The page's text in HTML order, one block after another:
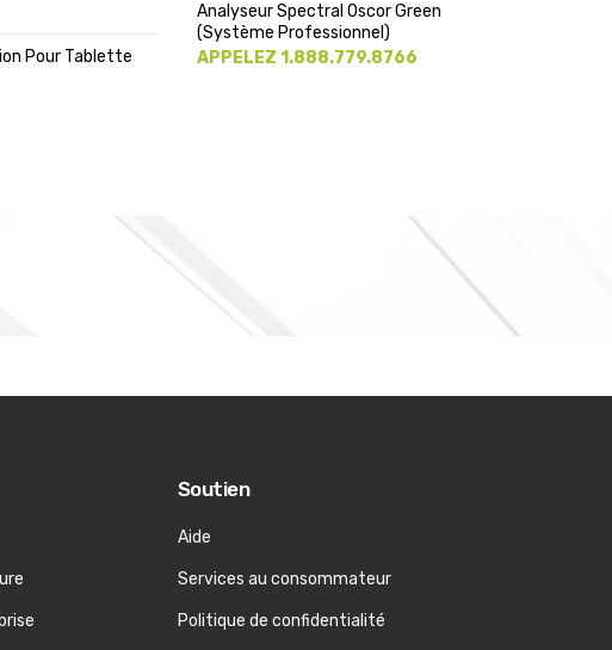
Pour Tablette
Analyseur Spectral Oscor Green
(système Professionnel)
APPELEZ 1.888.779.8766
Soutien
Aide
Services au consommateur
Politique de confidentialité